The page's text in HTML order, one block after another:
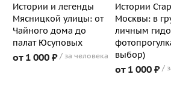
Истории и легенды
Мясницкой улицы: от
Чайного дома до
палат Юсуповых
от 1 000 ₽ за человека
Истории
Москвы: в
личным
выбор)
от 1 000 ₽